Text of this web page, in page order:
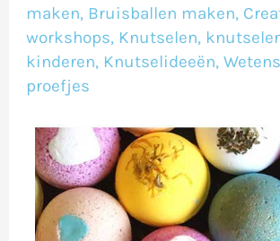
maken, Bruisballen maken,
workshops, Knutselen,
kinderen, Knutselideeën,
proefjes